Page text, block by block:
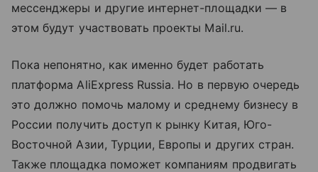
мессенджеры и другие интернет-площадки — в
этом будут участвовать проекты Mail.ru.
Пока непонятно, как именно будет работать
платформа AliExpress Russia. Но в первую очередь
это должно помочь малому и среднему бизнесу в
России получить доступ к рынку Китая, Юго-
Восточной Азии, Турции, Европы и других стран.
Также площадка поможет компаниям продвигать